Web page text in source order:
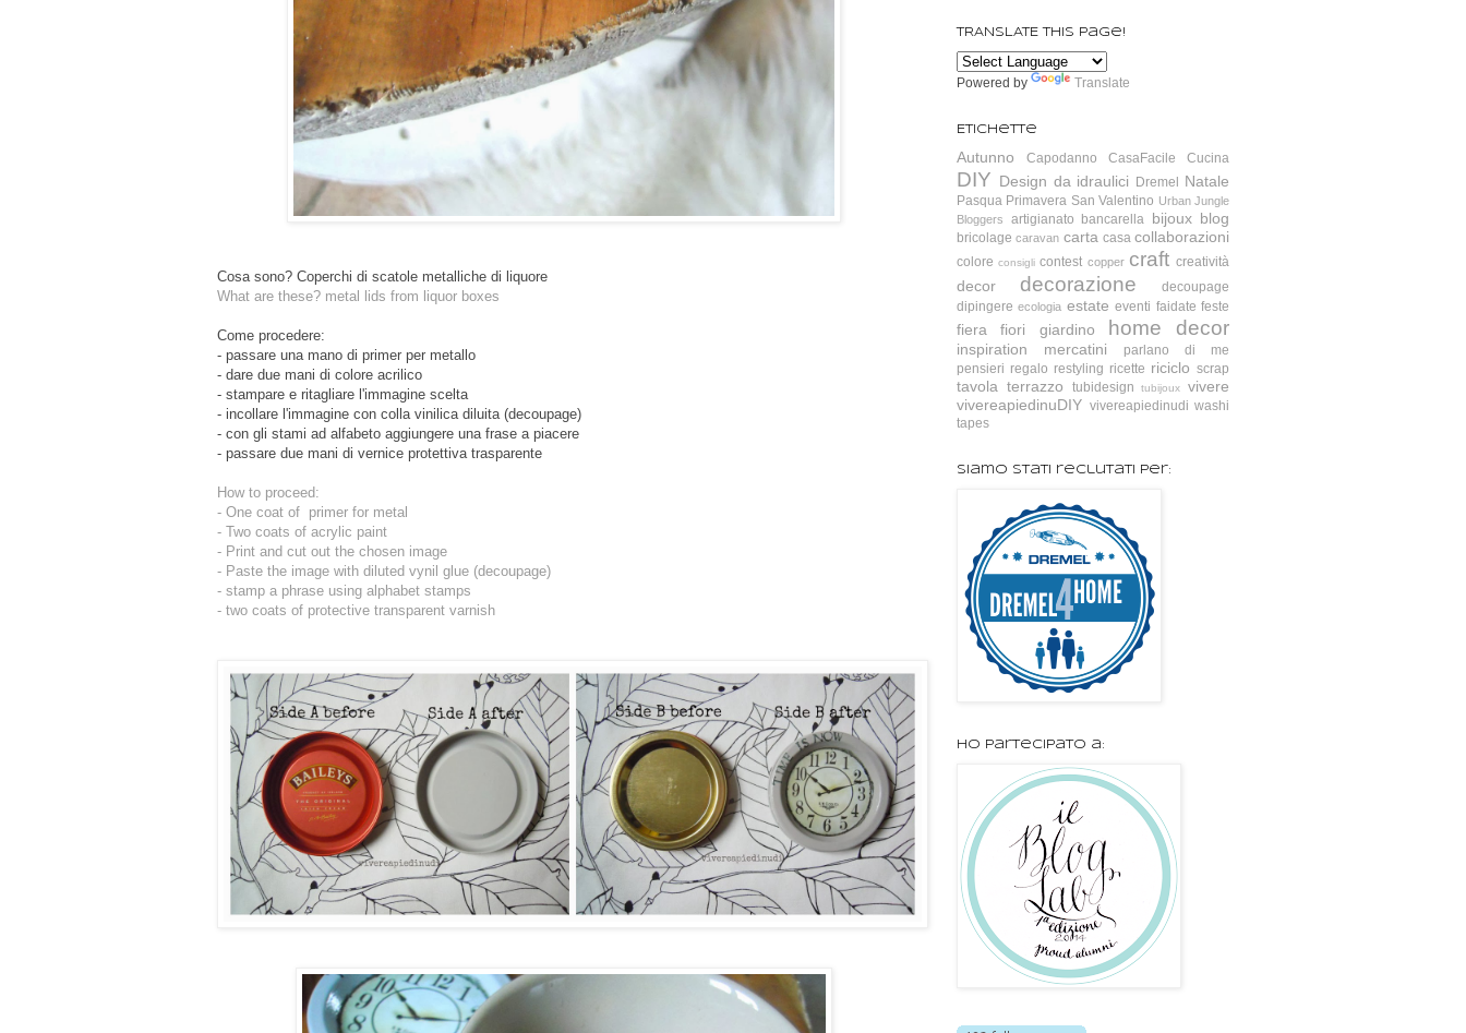
Cosa sono? Coperchi di scatole metalliche di liquore
What are these? metal lids from liquor boxes
Come procedere:
- passare una mano di primer per metallo
- dare due mani di colore acrilico
- stampare e ritagliare l'immagine scelta
- incollare l'immagine con colla vinilica diluita (decoupage)
- con gli stami ad alfabeto aggiungere una frase a piacere
- passare due mani di vernice protettiva trasparente
How to proceed:
- One coat of primer for metal
- Two coats of acrylic paint
- Print and cut out the chosen image
- Paste the image with diluted vynil glue (decoupage)
- stamp a phrase using alphabet stamps
- two coats of protective transparent varnish
TRANSLATE this page!
Powered by Translate
Etichette
Autunno Capodanno CasaFacile Cucina
DIY Design da idraulici Dremel Natale
Pasqua Primavera San Valentino Urban Jungle
Bloggers
artigianato bancarella bijoux blog
bricolage caravan carta casa collaborazioni
colore consigli contest copper craft creatività
decor decorazione
decoupage
dipingere ecologia estate eventi faidate feste
fiera fiori giardino home decor
inspiration mercatini
parlano di me
pensieri regalo restyling ricette riciclo scrap
tavola terrazzo tubidesign tubijoux
vivere
vivereapiedinuDIY vivereapiedinudi washi
tapes
Siamo stati reclutati per:
Ho partecipato a: